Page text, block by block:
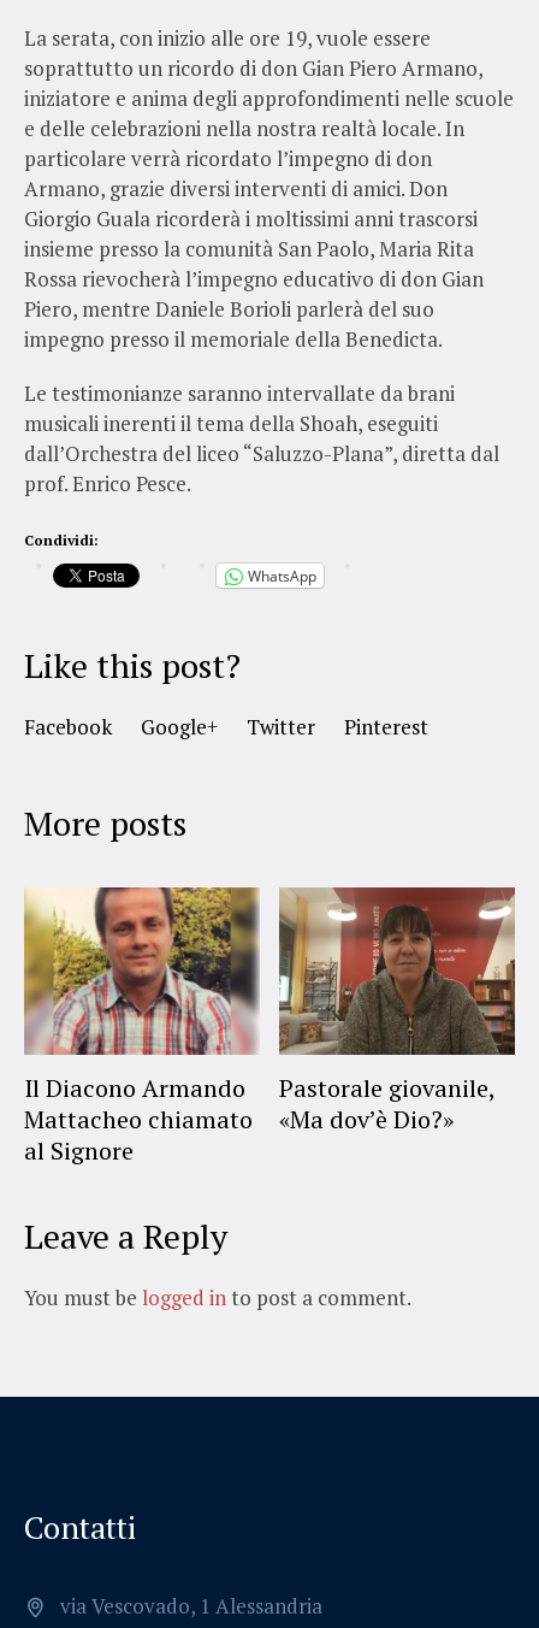
La serata, con inizio alle ore 19, vuole essere
soprattutto un ricordo di don Gian Piero Armano,
iniziatore e anima degli approfondimenti nelle scuole
e delle celebrazioni nella nostra realtà locale. In
particolare verrà ricordato l’impegno di don
Armano, grazie diversi interventi di amici. Don
Giorgio Guala ricorderà i moltissimi anni trascorsi
insieme presso la comunità San Paolo, Maria Rita
Rossa rievocherà l’impegno educativo di don Gian
Piero, mentre Daniele Borioli parlerà del suo
impegno presso il memoriale della Benedicta.
Le testimonianze saranno intervallate da brani
musicali inerenti il tema della Shoah, eseguiti
dall’Orchestra del liceo “Saluzzo-Plana”, diretta dal
prof. Enrico Pesce.
Condividi:
WhatsApp
Like this post?
Facebook Google+ Twitter Pinterest
More posts
Il Diacono Armando
Mattacheo chiamato
al Signore
Pastorale giovanile,
«Ma dov’è Dio?»
Leave a Reply
You must be logged into post a comment.
Contatti
via Vescovado, 1 Alessandria